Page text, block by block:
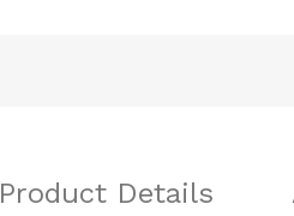
Product Details